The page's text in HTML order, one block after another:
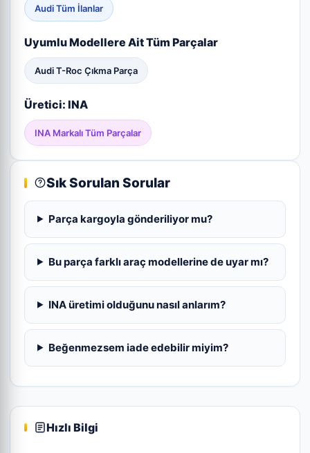
Audi Tüm İlanlar
Uyumlu Modellere Ait Tüm Parçalar
Audi T-Roc Çıkma Parça
Üretici: INA
INA Markalı Tüm Parçalar
Sık Sorulan Sorular
Parça kargoyla gönderiliyor mu?
Bu parça farklı araç modellerine de uyar mı?
INA üretimi olduğunu nasıl anlarım?
Beğenmezsem iade edebilir miyim?
Hızlı Bilgi